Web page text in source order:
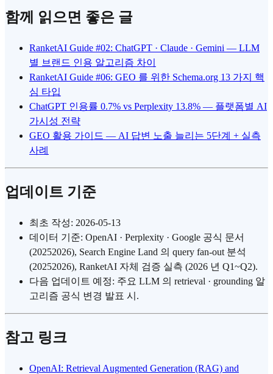
함께 읽으면 좋은 글
RanketAI Guide #02: ChatGPT · Claude · Gemini — LLM
별 브랜드 인용 알고리즘 차이
RanketAI Guide #06: GEO 를 위한 Schema.org 13 가지 핵
심 타입
ChatGPT 인용률 0.7% vs Perplexity 13.8% — 플랫폼별 AI
가시성 전략
GEO 활용 가이드 — AI 답변 노출 늘리는 5단계 + 실측
사례
업데이트 기준
최초 작성: 2026-05-13
데이터 기준: OpenAI · Perplexity · Google 공식 문서
(20252026), Search Engine Land 의 query fan-out 분석
(20252026), RanketAI 자체 검증 실측 (2026 년 Q1~Q2).
다음 업데이트 예정: 주요 LLM 의 retrieval · grounding 알
고리즘 공식 변경 발표 시.
참고 링크
OpenAI: Retrieval Augmented Generation (RAG) and